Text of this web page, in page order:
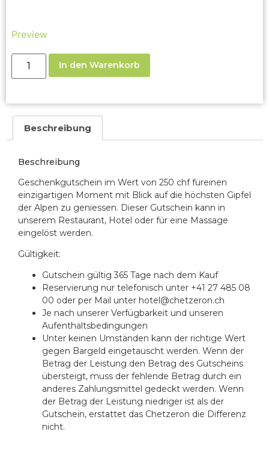
Preview
In den Warenkorb
Beschreibung
Beschreibung
Geschenkgutschein im Wert von 250 chf füreinen
einzigartigen Moment mit Blick auf die höchsten Gipfel
der Alpen zu geniessen. Dieser Gutschein kann in
unserem Restaurant, Hotel oder für eine Massage
eingelöst werden.
Gültigkeit:
Gutschein gültig 365 Tage nach dem Kauf
Reservierung nur telefonisch unter +41 27 485 08
00 oder per Mail unter hotel@chetzeron.ch
Je nach unserer Verfügbarkeit und unseren
Aufenthaltsbedingungen
Unter keinen Umständen kann der richtige Wert
gegen Bargeld eingetauscht werden. Wenn der
Betrag der Leistung den Betrag des Gutscheins
übersteigt, muss der fehlende Betrag durch ein
anderes Zahlungsmittel gedeckt werden. Wenn
der Betrag der Leistung niedriger ist als der
Gutschein, erstattet das Chetzeron die Differenz
nicht.